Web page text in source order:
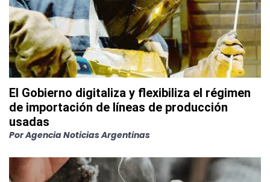
El Gobierno digitaliza y flexibiliza el régimen
de importación de líneas de producción
usadas
PorAgencia Noticias Argentinas